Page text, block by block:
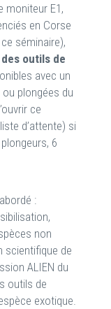
moniteur E1,
en Corse
séminaire),
outils de
avec un
plongées du
ce
d’attente) si
6
:
non
scientifique de
ALIEN du
outils de
exotique.